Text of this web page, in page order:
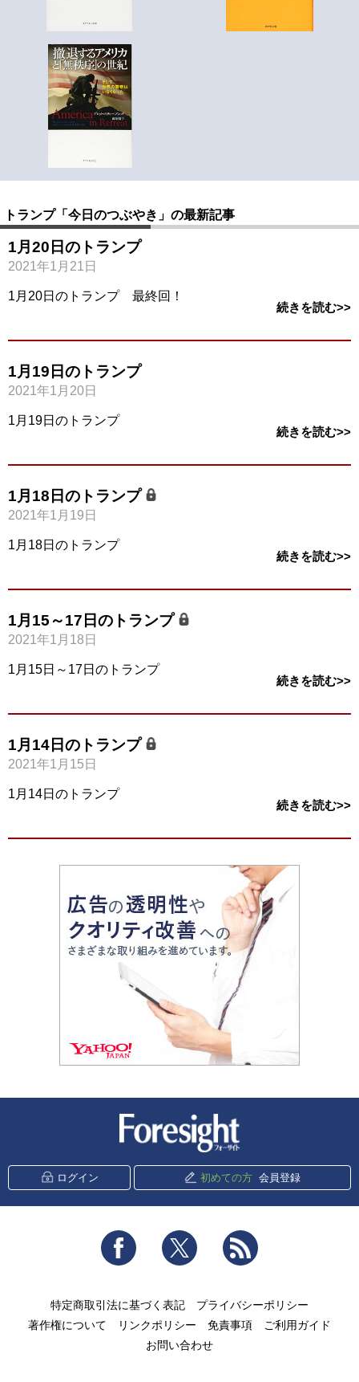
トランプ「今日のつぶやき」の最新記事
1月20日のトランプ
2021年1月21日
1月20日のトランプ 最終回！
続きを読む>>
1月19日のトランプ
2021年1月20日
1月19日のトランプ
続きを読む>>
1月18日のトランプ
2021年1月19日
1月18日のトランプ
続きを読む>>
1月15～17日のトランプ
2021年1月18日
1月15日～17日のトランプ
続きを読む>>
1月14日のトランプ
2021年1月15日
1月14日のトランプ
続きを読む>>
ログイン 初めての方 会員登録
Facebook Twitter
特定商取引法に基づく表記
プライバシーポリシー
著作権について
リンクポリシー 免責事項
ご利用ガイド
お問い合わせ